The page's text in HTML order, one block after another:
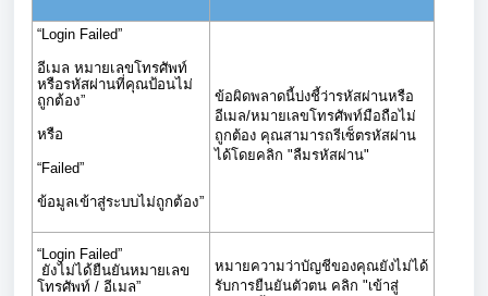
“Login Failed”
อีเมล หมายเลขโทรศัพท์
หรือรหัสผ่านที่คุณป้อนไม่
ถูกต้อง”
หรือ
“Failed”
ข้อมูลเข้าสู่ระบบไม่ถูกต้อง”
ข้อผิดพลาดนี้บ่งชี้ว่ารหัสผ่านหรือ
อีเมล/หมายเลขโทรศัพท์มือถือไม่
ถูกต้อง คุณสามารถรีเซ็ตรหัสผ่าน
ได้โดยคลิก "ลืมรหัสผ่าน"
“Login Failed”
ยังไม่ได้ยืนยันหมายเลข
โทรศัพท์ / อีเมล”
หมายความว่าบัญชีของคุณยังไม่ได้
รับการยืนยันตัวตน คลิก "เข้าสู่